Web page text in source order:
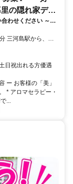
の隠れ家デザ
合わせください ～
評価をいただく、お
日祝出れる方優遇
ー お客様の「美」
* アロマセラピー・
...